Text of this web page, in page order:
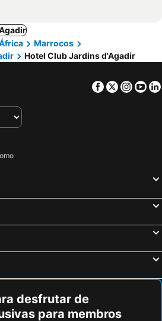
Marrocos
Hotel Club Jardins d'Agadir
Facebook
Twitter
desfrutar de
para membros